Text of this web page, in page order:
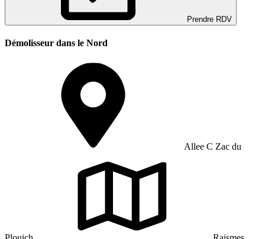
Prendre RDV
Démolisseur dans le Nord
Allee C Zac du